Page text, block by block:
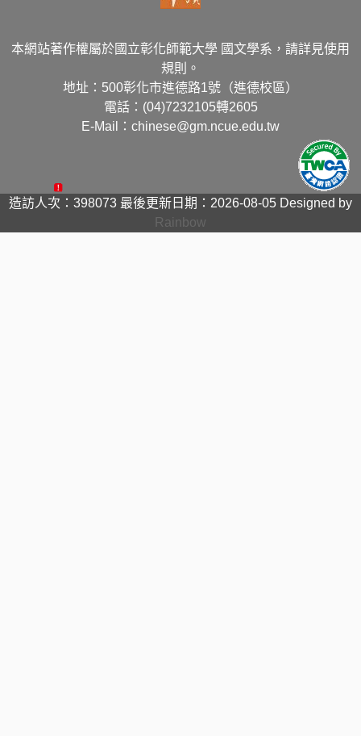
本網站著作權屬於國立彰化師範大學 國文學系，請詳見使用
規則。
地址：500彰化市進德路1號（進德校區）
電話：(04)7232105轉2605
E-Mail：chinese@gm.ncue.edu.tw
造訪人次：398073 最後更新日期：2026-08-05 Designed by
Rainbow